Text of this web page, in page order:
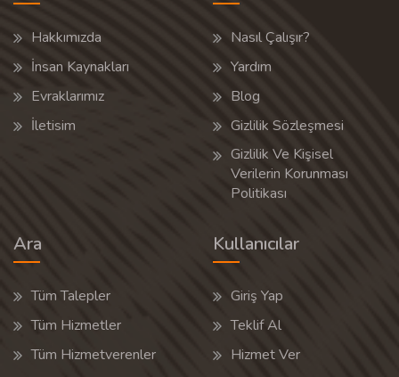
Hakkımızda
İnsan Kaynakları
Evraklarımız
İletisim
Nasıl Çalışır?
Yardım
Blog
Gizlilik Sözleşmesi
Gizlilik Ve Kişisel
Verilerin Korunması
Politikası
Ara
Tüm Talepler
Tüm Hizmetler
Tüm Hizmetverenler
Kullanıcılar
Giriş Yap
Teklif Al
Hizmet Ver